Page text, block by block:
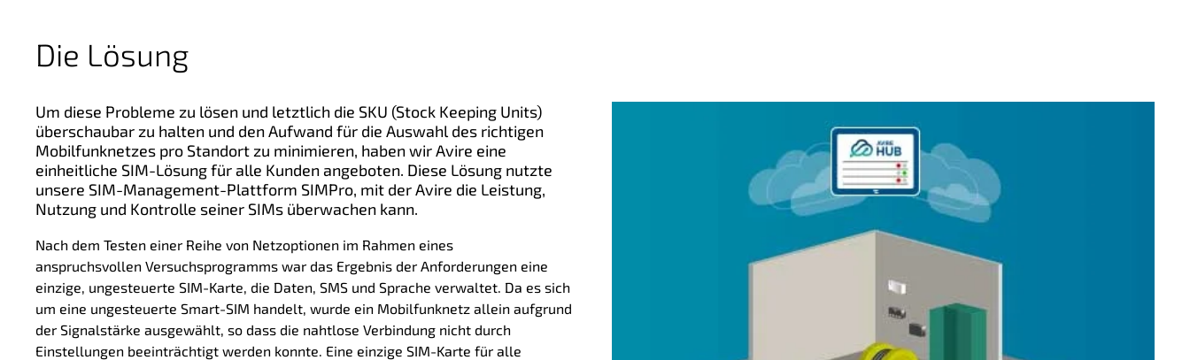
Die Lösung
Um diese Probleme zu lösen und letztlich die SKU (Stock Keeping Units)
überschaubar zu halten und den Aufwand für die Auswahl des richtigen
Mobilfunknetzes pro Standort zu minimieren, haben wir Avire eine
einheitliche SIM-Lösung für alle Kunden angeboten. Diese Lösung nutzte
unsere SIM-Management-Plattform SIMPro, mit der Avire die Leistung,
Nutzung und Kontrolle seiner SIMs überwachen kann.
Nach dem Testen einer Reihe von Netzoptionen im Rahmen eines
anspruchsvollen Versuchsprogramms war das Ergebnis der Anforderungen eine
einzige, ungesteuerte SIM-Karte, die Daten, SMS und Sprache verwaltet. Da es sich
um eine ungesteuerte Smart-SIM handelt, wurde ein Mobilfunknetz allein aufgrund
der Signalstärke ausgewählt, so dass die nahtlose Verbindung nicht durch
Einstellungen beeinträchtigt werden konnte. Eine einzige SIM-Karte für alle